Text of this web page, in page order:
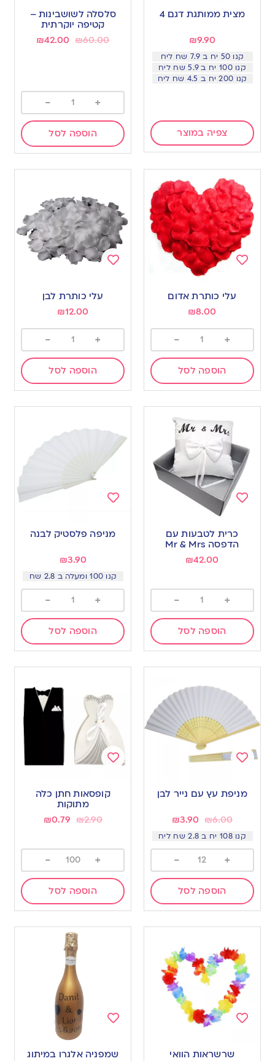
wishlist
מצית ממותגת דגם 4
₪9.90
קנו 50 יח ב 7.9 שח ליח
קנו 100 יח ב 5.9 שח ליח
קנו 200 יח ב 4.5 שח ליח
צפיה במוצר
wishlist
סלסלה לשושבינות –
קטיפה יוקרתית
₪60.00
₪42.00
+
-
הוספה לסל
עלי כותרת אדום
₪8.00
+
-
הוספה לסל
עלי כותרת לבן
₪12.00
+
-
הוספה לסל
wishlist
כרית לטבעות עם
הדפסה Mr & Mrs
₪42.00
+
-
הוספה לסל
wishlist
מניפה פלסטיק לבנה
₪3.90
קנו 100 ומעלה ב 2.8 שח
+
-
הוספה לסל
toמניפת עץ עם נייר לבן
₪6.00
₪3.90
קנו 108 יח ב 2.8 שח ליח
+
-
הוספה לסל
wishlist
קופסאות חתן כלה
מתוקות
₪2.90
₪0.79
+
-
הוספה לסל
שרשראות הוואי
toשמפניה אלגרו במיתוג